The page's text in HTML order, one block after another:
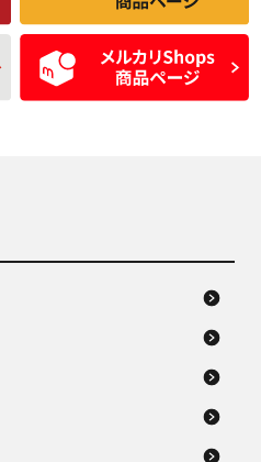
D
残り溝も少なく、偏
磨耗がみられ、短期
間使用できるくらい
の中古品